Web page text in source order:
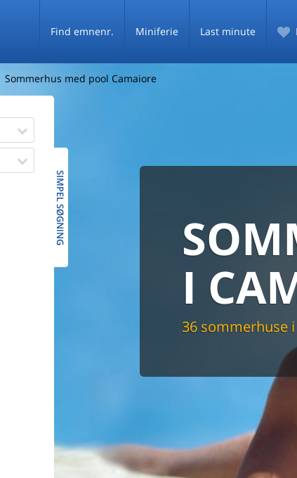
Find emnenr. Miniferie Last minute
Sommerhus med pool Camaiore
SIMPEL SØGNING
I
36 sommerhuse
MED
Du får altid dit
HELE
De fleste